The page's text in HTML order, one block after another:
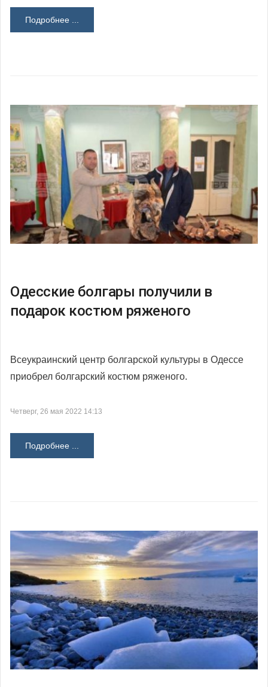
Подробнее ...
Одесские болгары получили в
подарок костюм ряженого
Всеукраинский центр болгарской культуры в Одессе
приобрел болгарский костюм ряженого.
Четверг, 26 мая 2022 14:13
Подробнее ...